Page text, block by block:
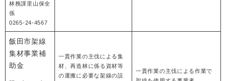
林務課里山保全
係
0265-24-4567
飯田市架線
集材事業補
助金
一貫作業の主伐による集
材、再造林に係る資材等
の運搬に必要な架線の設
一貫作業の主伐による作業で